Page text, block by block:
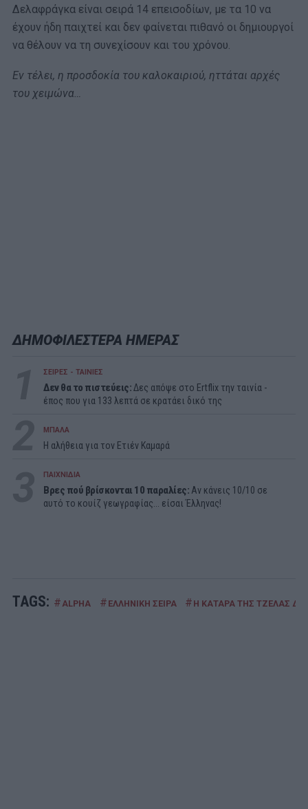
Δελαφράγκα είναι σειρά 14 επεισοδίων, με τα 10 να
έχουν ήδη παιχτεί και δεν φαίνεται πιθανό οι δημιουργοί
να θέλουν να τη συνεχίσουν και του χρόνου.
Εν τέλει, η προσδοκία του καλοκαιριού, ηττάται αρχές
του χειμώνα…
ΔΗΜΟΦΙΛΕΣΤΕΡΑ ΗΜΕΡΑΣ
ΣΕΙΡΕΣ - ΤΑΙΝΙΕΣ
Δεν θα το πιστεύεις:Δες απόψε στο Ertflix την ταινία -
έπος που για 133 λεπτά σε κρατάει δικό της
ΜΠΑΛΑ
Η αλήθεια για τον Ετιέν Καμαρά
ΠΑΙΧΝΙΔΙΑ
Βρες πού βρίσκονται 10 παραλίες: Αν κάνεις 10/10 σε
αυτό το κουίζ γεωγραφίας... είσαι Έλληνας!
TAGS: # ALPHA # ΕΛΛΗΝΙΚΗ ΣΕΙΡΑ # Η ΚΑΤΑΡΑ ΤΗΣ ΤΖΕΛΑΣ